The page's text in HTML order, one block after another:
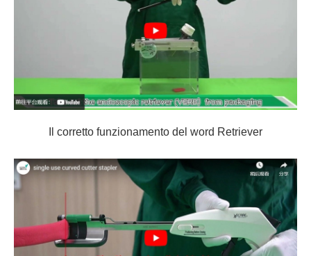
Il corretto funzionamento del word Retriever